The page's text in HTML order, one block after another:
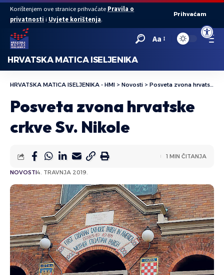
Open
Korištenjem ove stranice prihvaćate Pravila o
privatnosti i Uvjete korištenja.
Prihvaćam
Aa
HRVATSKA MATICA ISELJENIKA
HRVATSKA MATICA ISELJENIKA - HMI > Novosti > Posveta zvona hrvatske crkve Sv. Nikole
Posveta zvona hrvatske
crkve Sv. Nikole
NOVOSTI4. TRAVNJA 2019.
1 MIN ČITANJA